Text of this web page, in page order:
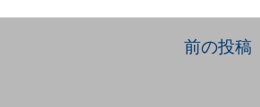
前の投稿